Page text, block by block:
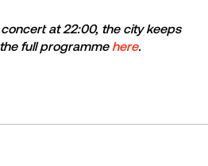
at 22:00, the city keeps
full programme here.